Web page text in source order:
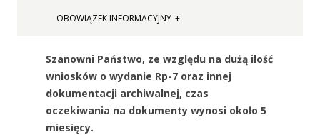
OBOWIĄZEK INFORMACYJNY
Szanowni Państwo, ze względu na dużą ilość
wniosków o wydanie Rp-7 oraz innej
dokumentacji archiwalnej, czas
oczekiwania na dokumenty wynosi około 5
miesięcy.